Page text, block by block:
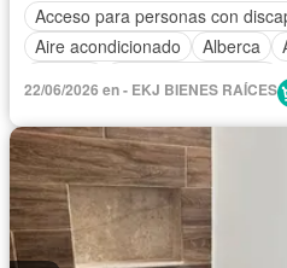
Acceso para personas con
Aire acondicionado
Alberca
Caseta de vigilancia
Cocina integral
Cuarto de
Elevador
Estacionamiento
Recámara con closet
Terraza
Vista panorámica
22/06/2026 en - EKJ BIENES RAÍCES